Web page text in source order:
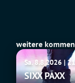
weitere
SIXX
PAXXSa. 8.8.2026 |
SIXX PAXX